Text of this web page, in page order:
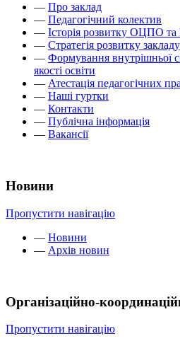
— Про заклад
— Педагогічний колектив
— Історія розвитку ОЦПО
— Стратегія розвитку закладу
— Формування внутрішньої
якості освіти
— Атестація педагогічних
— Наші гуртки
— Контакти
— Публічна інформація
— Вакансії
Новини
Пропустити навігацію
— Новини
— Архів новин
Організаційно-
Пропустити навігацію